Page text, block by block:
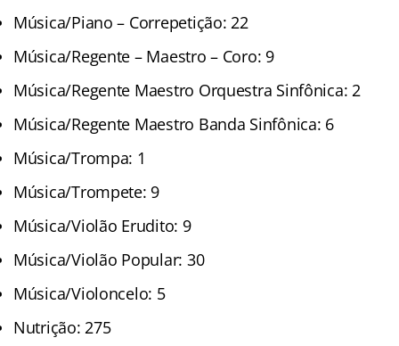
Música/Piano – Correpetição: 22
Música/Regente – Maestro – Coro: 9
Música/Regente Maestro Orquestra Sinfônica: 2
Música/Regente Maestro Banda Sinfônica: 6
Música/Trompa: 1
Música/Trompete: 9
Música/Violão Erudito: 9
Música/Violão Popular: 30
Música/Violoncelo: 5
Nutrição: 275